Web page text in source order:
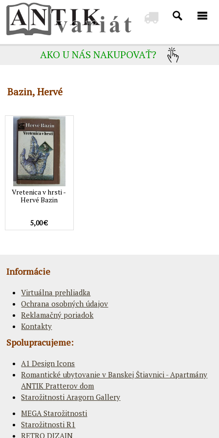
AKO U NÁS NAKUPOVAŤ?
Bazin, Hervé
Vretenica v hrsti -
Hervé Bazin
5,00 €
Informácie
Virtuálna prehliadka
Ochrana osobných údajov
Reklamačný poriadok
Kontakty
Spolupracujeme:
A1 Design Icons
Romantické ubytovanie v Banskej Štiavnici - Apartmány
ANTIK Pratterov dom
Starožitnosti Aragorn Gallery
MEGA Starožitnosti
Starožitnosti R1
RETRO DIZAJN